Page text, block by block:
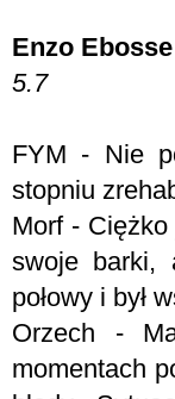
Enzo Ebosse
5.7
FYM - Nie
stopniu
Morf - C
swoje barki,
połowy i był
Orzech -
momentach